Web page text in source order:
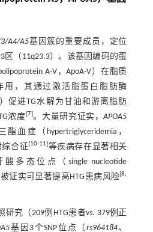
A4/A5基因簇的重要成员，定位
区（11q23.3）。该基因编码的蛋
A-V，ApoA-V）在脂质
用，其通过激活脂蛋白脂肪酶
）促进TG水解为甘油和游离脂肪
浓度[7]。大量研究证实，APOA5
血症（hypertriglyceridemia，
综合征[10-11]等疾病存在显著相关
多态位点（single nucleotide
被证实可显著提高HTG患病风险[8,
研究（209例HTG患者vs. 379例正
基因3个SNP位点（ rs964184、